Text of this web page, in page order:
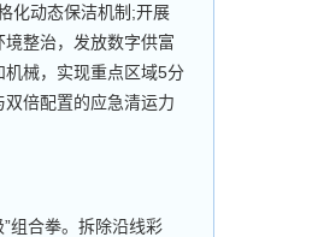
化动态保洁机制;开展
整治，发放数字供富
机械，实现重点区域5分
倍配置的应急清运力
组合拳。拆除沿线彩